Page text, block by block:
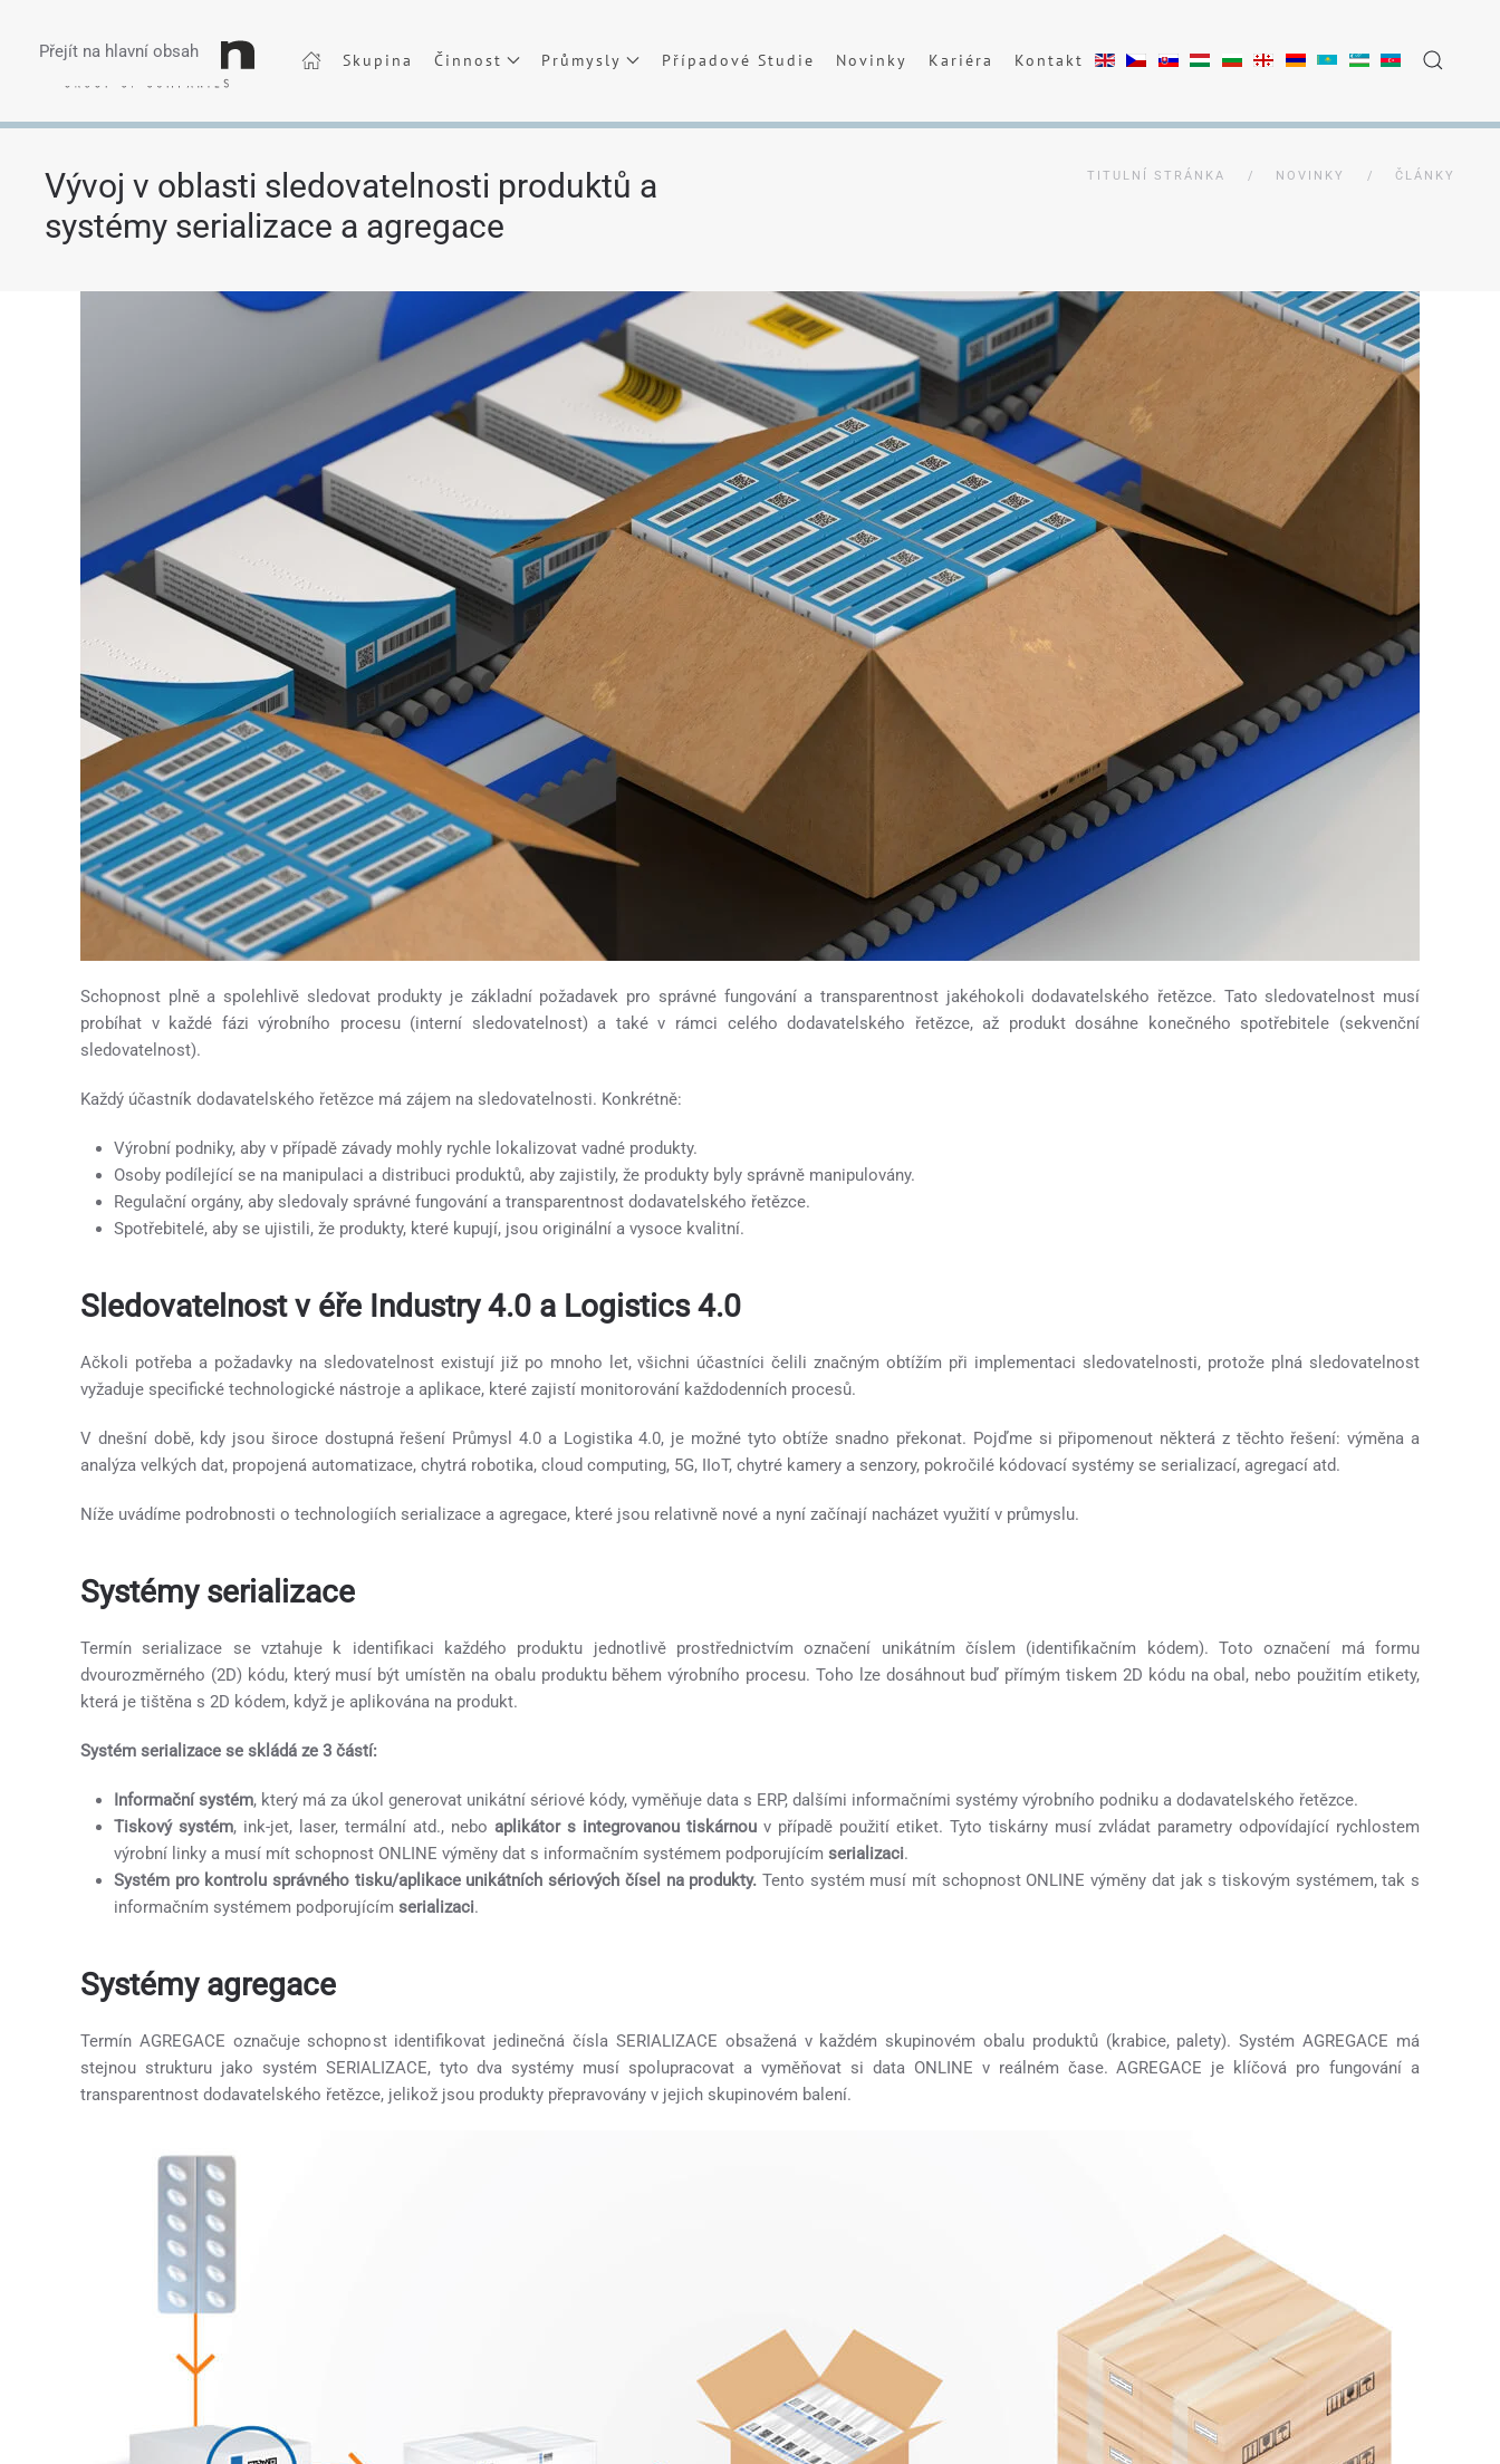
Přejít na hlavní obsah Skupina Činnost Průmysly Případové Studie Novinky Kariéra Kontakt
Vývoj v oblasti sledovatelnosti produktů a
systémy serializace a agregace
TITULNÍ STRÁNKA NOVINKY ČLÁNKY
Schopnost plně a spolehlivě sledovat produkty je základní požadavek pro správné fungování a transparentnost jakéhokoli dodavatelského řetězce. Tato sledovatelnost musí
probíhat v každé fázi výrobního procesu (interní sledovatelnost) a také v rámci celého dodavatelského řetězce, až produkt dosáhne konečného spotřebitele (sekvenční
sledovatelnost).
Každý účastník dodavatelského řetězce má zájem na sledovatelnosti. Konkrétně:
Výrobní podniky, aby v případě závady mohly rychle lokalizovat vadné produkty.
Osoby podílející se na manipulaci a distribuci produktů, aby zajistily, že produkty byly správně manipulovány.
Regulační orgány, aby sledovaly správné fungování a transparentnost dodavatelského řetězce.
Spotřebitelé, aby se ujistili, že produkty, které kupují, jsou originální a vysoce kvalitní.
Sledovatelnost v éře Industry 4.0 a Logistics 4.0
Ačkoli potřeba a požadavky na sledovatelnost existují již po mnoho let, všichni účastníci čelili značným obtížím při implementaci sledovatelnosti, protože plná sledovatelnost
vyžaduje specifické technologické nástroje a aplikace, které zajistí monitorování každodenních procesů.
V dnešní době, kdy jsou široce dostupná řešení Průmysl 4.0 a Logistika 4.0, je možné tyto obtíže snadno překonat. Pojďme si připomenout některá z těchto řešení: výměna a
analýza velkých dat, propojená automatizace, chytrá robotika, cloud computing, 5G, IIoT, chytré kamery a senzory, pokročilé kódovací systémy se serializací, agregací atd.
Níže uvádíme podrobnosti o technologiích serializace a agregace, které jsou relativně nové a nyní začínají nacházet využití v průmyslu.
Systémy serializace
Termín serializace se vztahuje k identifikaci každého produktu jednotlivě prostřednictvím označení unikátním číslem (identifikačním kódem). Toto označení má formu
dvourozměrného (2D) kódu, který musí být umístěn na obalu produktu během výrobního procesu. Toho lze dosáhnout buď přímým tiskem 2D kódu na obal, nebo použitím etikety,
která je tištěna s 2D kódem, když je aplikována na produkt.
Systém serializace se skládá ze 3 částí:
Informační systém, který má za úkol generovat unikátní sériové kódy, vyměňuje data s ERP, dalšími informačními systémy výrobního podniku a dodavatelského řetězce.
Tiskový systém, ink-jet, laser, termální atd., nebo aplikátor s integrovanou tiskárnou v případě použití etiket. Tyto tiskárny musí zvládat parametry odpovídající rychlostem
výrobní linky a musí mít schopnost ONLINE výměny dat s informačním systémem podporujícím serializaci.
Systém pro kontrolu správného tisku/aplikace unikátních sériových čísel na produkty. Tento systém musí mít schopnost ONLINE výměny dat jak s tiskovým systémem, tak s
informačním systémem podporujícím serializaci.
Systémy agregace
Termín AGREGACE označuje schopnost identifikovat jedinečná čísla SERIALIZACE obsažená v každém skupinovém obalu produktů (krabice, palety). Systém AGREGACE má
stejnou strukturu jako systém SERIALIZACE, tyto dva systémy musí spolupracovat a vyměňovat si data ONLINE v reálném čase. AGREGACE je klíčová pro fungování a
transparentnost dodavatelského řetězce, jelikož jsou produkty přepravovány v jejich skupinovém balení.